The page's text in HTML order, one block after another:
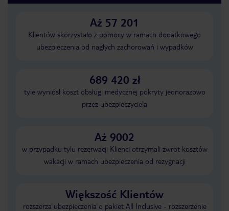
Aż 57 201
Klientów skorzystało z pomocy w ramach dodatkowego
ubezpieczenia od nagłych zachorowań i wypadków
689 420 zł
tyle wyniósł koszt obsługi medycznej pokryty jednorazowo
przez ubezpieczyciela
Aż 9002
w przypadku tylu rezerwacji Klienci otrzymali zwrot kosztów
wakacji w ramach ubezpieczenia od rezygnacji
Większość Klientów
rozszerza ubezpieczenia o pakiet All Inclusive - rozszerzenie